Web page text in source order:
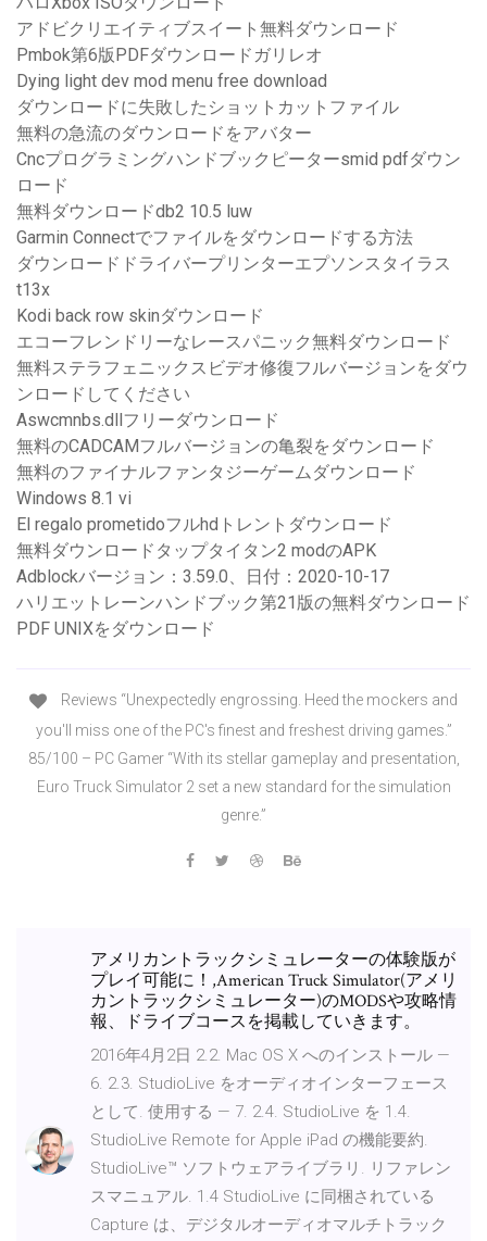
アドビクリエイティブスイート無料ダウンロード
Pmbok第6版PDFダウンロードガリレオ
Dying light dev mod menu free download
ダウンロードに失敗したショットカットファイル
無料の急流のダウンロードをアバター
Cncプログラミングハンドブックピーターsmid pdfダウン
ロード
無料ダウンロードdb2 10.5 luw
Garmin Connectでファイルをダウンロードする方法
ダウンロードドライバープリンターエプソンスタイラス
t13x
Kodi back row skinダウンロード
エコーフレンドリーなレースパニック無料ダウンロード
無料ステラフェニックスビデオ修復フルバージョンをダウ
ンロードしてください
Aswcmnbs.dllフリーダウンロード
無料のCADCAMフルバージョンの亀裂をダウンロード
無料のファイナルファンタジーゲームダウンロード
Windows 8.1 vi
El regalo prometidoフルhdトレントダウンロード
無料ダウンロードタップタイタン2 modのAPK
Adblockバージョン：3.59.0、日付：2020-10-17
ハリエットレーンハンドブック第21版の無料ダウンロード
PDF UNIXをダウンロード
Reviews “Unexpectedly engrossing. Heed the mockers and
you'll miss one of the PC's finest and freshest driving games.”
85/100 – PC Gamer “With its stellar gameplay and presentation,
Euro Truck Simulator 2 set a new standard for the simulation
genre.”
アメリカントラックシミュレーターの体験版が
プレイ可能に！,American Truck Simulator(アメリ
カントラックシミュレーター)のMODSや攻略情
報、ドライブコースを掲載していきます。
2016年4月2日 2.2. Mac OS X へのインストール —
6. 2.3. StudioLive をオーディオインターフェース
として. 使用する — 7. 2.4. StudioLive を 1.4.
StudioLive Remote for Apple iPad の機能要約.
StudioLive™ ソフトウェアライブラリ. リファレン
スマニュアル. 1.4 StudioLive に同梱されている
Capture は、デジタルオーディオマルチトラック